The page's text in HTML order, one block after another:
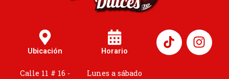
Ubicación
Calle 11 # 16 -
Horario
Lunes a sábado
I
n
s